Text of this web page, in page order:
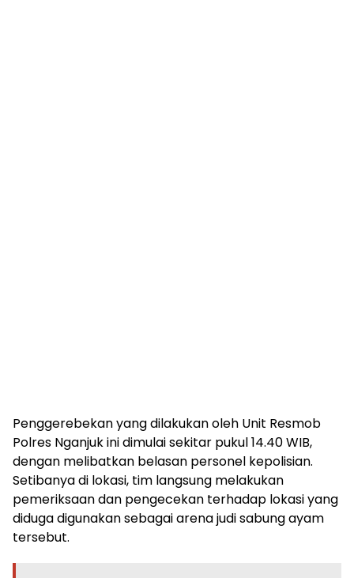
Penggerebekan yang dilakukan oleh Unit Resmob
Polres Nganjuk ini dimulai sekitar pukul 14.40 WIB,
dengan melibatkan belasan personel kepolisian.
Setibanya di lokasi, tim langsung melakukan
pemeriksaan dan pengecekan terhadap lokasi yang
diduga digunakan sebagai arena judi sabung ayam
tersebut.